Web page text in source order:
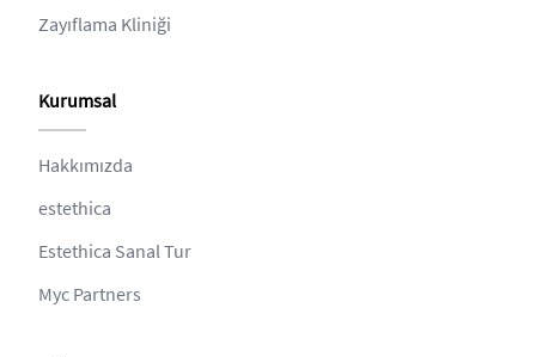
Zayıflama Kliniği
Kurumsal
Hakkımızda
estethica
Estethica Sanal Tur
Myc Partners